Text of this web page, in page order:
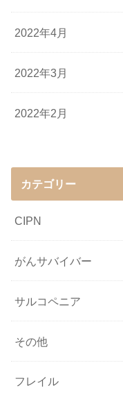
2022年4月
2022年3月
2022年2月
カテゴリー
CIPN
がんサバイバー
サルコペニア
その他
フレイル